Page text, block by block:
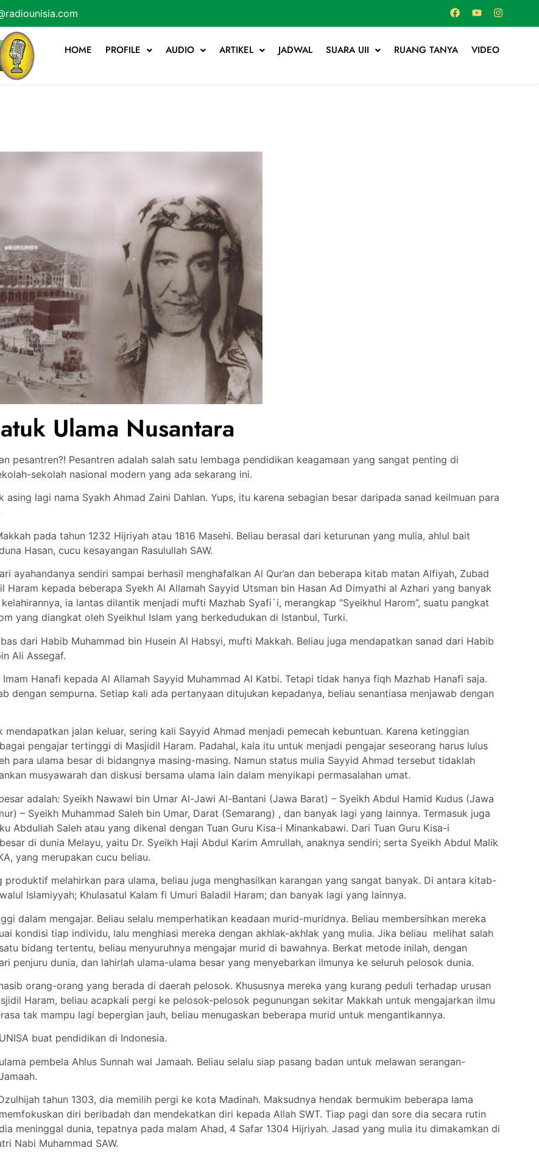
HOME PROFILE AUDIO ARTIKEL JADWAL SUARA UII RUANG TANYA VIDEO
Ulama Nusantara
pesantren?! Pesantren adalah salah satu lembaga pendidikan keagamaan yang sangat penting di
sekolah nasional modern yang ada sekarang ini.
lagi nama Syakh Ahmad Zaini Dahlan. Yups, itu karena sebagian besar daripada sanad keilmuan para
pada tahun 1232 Hijriyah atau 1816 Masehi. Beliau berasal dari keturunan yang mulia, ahlul bait
Hasan, cucu kesayangan Rasulullah SAW.
ayahandanya sendiri sampai berhasil menghafalkan Al Qur’an dan beberapa kitab matan Alfiyah, Zubad
Haram kepada beberapa Syekh Al Allamah Sayyid Utsman bin Hasan Ad Dimyathi al Azhari yang banyak
ia lantas dilantik menjadi mufti Mazhab Syafi`i, merangkap “Syeikhul Harom”, suatu pangkat
yang diangkat oleh Syeikhul Islam yang berkedudukan di Istanbul, Turki.
dari Habib Muhammad bin Husein Al Habsyi, mufti Makkah. Beliau juga mendapatkan sanad dari Habib
Ali Assegaf.
Hanafi kepada Al Allamah Sayyid Muhammad Al Katbi. Tetapi tidak hanya fiqh Mazhab Hanafi saja.
dengan sempurna. Setiap kali ada pertanyaan ditujukan kepadanya, beliau senantiasa menjawab dengan
jalan keluar, sering kali Sayyid Ahmad menjadi pemecah kebuntuan. Karena ketinggian
pengajar tertinggi di Masjidil Haram. Padahal, kala itu untuk menjadi pengajar seseorang harus lulus
para ulama besar di bidangnya masing-masing. Namun status mulia Sayyid Ahmad tersebut tidaklah
musyawarah dan diskusi bersama ulama lain dalam menyikapi permasalahan umat.
adalah: Syeikh Nawawi bin Umar Al-Jawi Al-Bantani (Jawa Barat) – Syeikh Abdul Hamid Kudus (Jawa
– Syeikh Muhammad Saleh bin Umar, Darat (Semarang) , dan banyak lagi yang lainnya. Termasuk juga
Abdullah Saleh atau yang dikenal dengan Tuan Guru Kisa-i Minankabawi. Dari Tuan Guru Kisa-i
di dunia Melayu, yaitu Dr. Syeikh Haji Abdul Karim Amrullah, anaknya sendiri; serta Syeikh Abdul Malik
yang merupakan cucu beliau.
produktif melahirkan para ulama, beliau juga menghasilkan karangan yang sangat banyak. Di antara kitab-
Islamiyyah; Khulasatul Kalam fi Umuri Baladil Haram; dan banyak lagi yang lainnya.
dalam mengajar. Beliau selalu memperhatikan keadaan murid-muridnya. Beliau membersihkan mereka
kondisi tiap individu, lalu menghiasi mereka dengan akhlak-akhlak yang mulia. Jika beliau melihat salah
bidang tertentu, beliau menyuruhnya mengajar murid di bawahnya. Berkat metode inilah, dengan
penjuru dunia, dan lahirlah ulama-ulama besar yang menyebarkan ilmunya ke seluruh pelosok dunia.
orang-orang yang berada di daerah pelosok. Khususnya mereka yang kurang peduli terhadap urusan
Haram, beliau acapkali pergi ke pelosok-pelosok pegunungan sekitar Makkah untuk mengajarkan ilmu
tak mampu lagi bepergian jauh, beliau menugaskan beberapa murid untuk mengantikannya.
buat pendidikan di Indonesia.
pembela Ahlus Sunnah wal Jamaah. Beliau selalu siap pasang badan untuk melawan serangan-
tahun 1303, dia memilih pergi ke kota Madinah. Maksudnya hendak bermukim beberapa lama
diri beribadah dan mendekatkan diri kepada Allah SWT. Tiap pagi dan sore dia secara rutin
meninggal dunia, tepatnya pada malam Ahad, 4 Safar 1304 Hijriyah. Jasad yang mulia itu dimakamkan di
Nabi Muhammad SAW.